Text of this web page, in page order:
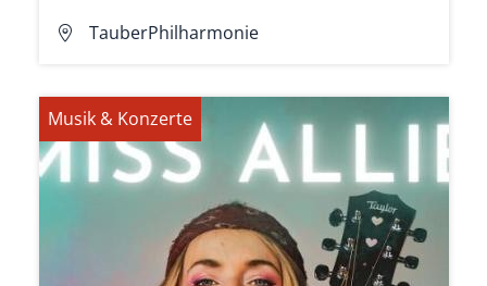
TauberPhilharmonie
Musik & Konzerte